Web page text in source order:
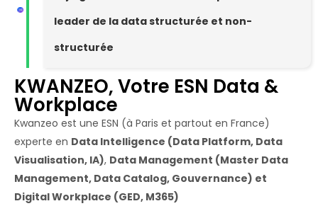
leader de la data structurée et non-
structurée
KWANZEO, Votre ESN Data &
Workplace
Kwanzeo est une ESN (à Paris et partout en France)
experte en Data Intelligence (Data Platform, Data
Visualisation, IA), Data Management (Master Data
Management, Data Catalog, Gouvernance) et
Digital Workplace (GED, M365)